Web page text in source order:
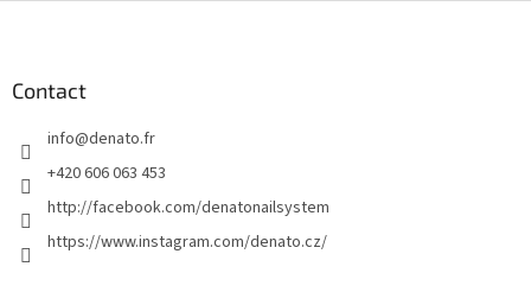
Contact
info@denato.fr
+420 606 063 453
http://facebook.com/denatonailsystem
https://www.instagram.com/denato.cz/